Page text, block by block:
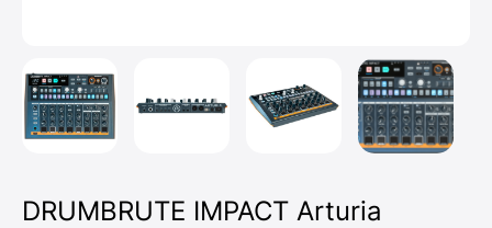
DRUMBRUTE IMPACT Arturia